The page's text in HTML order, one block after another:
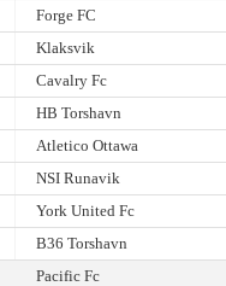
Forge FC
Klaksvik
Cavalry Fc
HB Torshavn
Atletico Ottawa
NSI Runavik
York United Fc
B36 Torshavn
Pacific Fc